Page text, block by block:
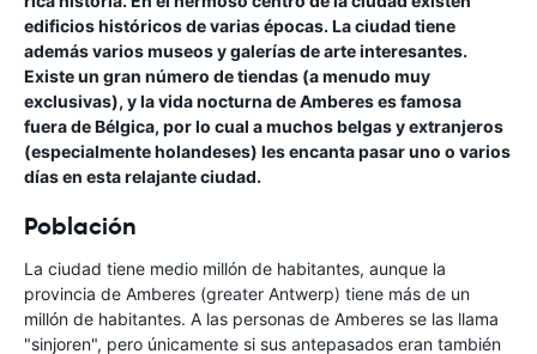
edificios históricos de varias épocas. La ciudad tiene
además varios museos y galerías de arte interesantes.
Existe un gran número de tiendas (a menudo muy
exclusivas), y la vida nocturna de Amberes es famosa
fuera de Bélgica, por lo cual a muchos belgas y extranjeros
(especialmente holandeses) les encanta pasar uno o varios
días en esta relajante ciudad.
Población
La ciudad tiene medio millón de habitantes, aunque la
provincia de Amberes (greater Antwerp) tiene más de un
millón de habitantes. A las personas de Amberes se las llama
"sinjoren", pero únicamente si sus antepasados eran también